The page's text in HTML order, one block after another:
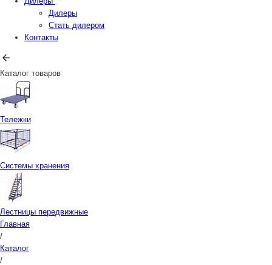
Дилеры
Стать дилером
Контакты
Каталог товаров
Тележки
Системы хранения
Лестницы передвижные
Главная
/
Каталог
/